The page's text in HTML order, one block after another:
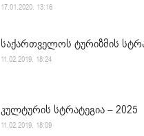
17.01.2020. 13:16
საქართველოს ტურიზმის
11.02.2019. 18:24
კულტურის სტრატეგია – 2025
11.02.2019. 18:09